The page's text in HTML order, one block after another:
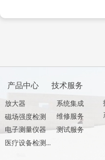
放大器
磁场强度检测
电子测量仪器
医疗设备检测产品
系统集成
维修服务
测试服务
技术服务
产品中心